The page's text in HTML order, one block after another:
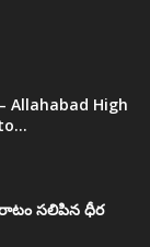
Allahabad High
సలిపిన ధీర